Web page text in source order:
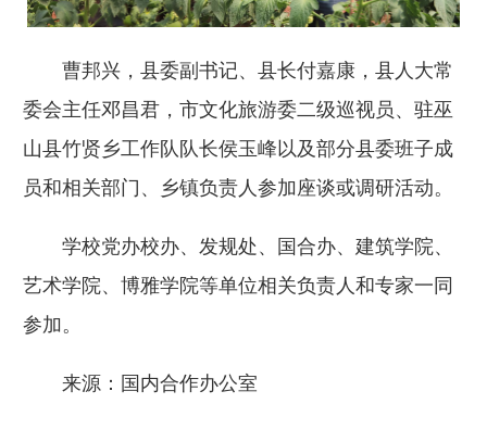
曹邦兴，县委副书记、县长付嘉康，县人大常
委会主任邓昌君，市文化旅游委二级巡视员、驻巫
山县竹贤乡工作队队长侯玉峰以及部分县委班子成
员和相关部门、乡镇负责人参加座谈或调研活动。
学校党办校办、发规处、国合办、建筑学院、
艺术学院、博雅学院等单位相关负责人和专家一同
参加。
来源：国内合作办公室